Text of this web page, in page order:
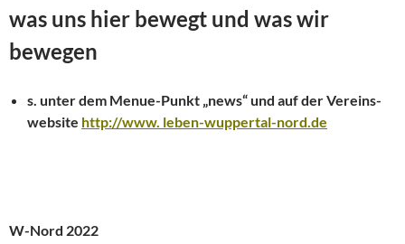
was uns hier bewegt und was wir
bewegen
s. unter dem Menue-Punkt „news“ und auf der Vereins-
website http://www. leben-wuppertal-nord.de
W-Nord 2022